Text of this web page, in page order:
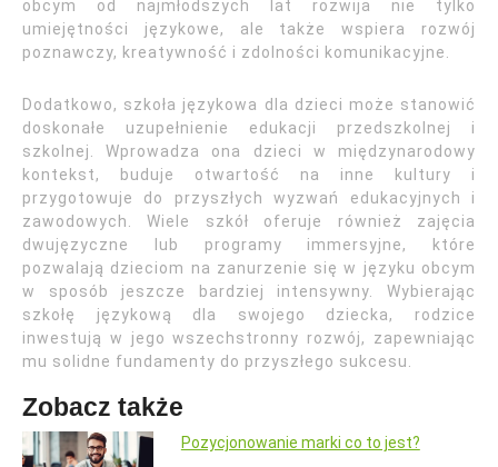
obcym od najmłodszych lat rozwija nie tylko
umiejętności językowe, ale także wspiera rozwój
poznawczy, kreatywność i zdolności komunikacyjne.
Dodatkowo, szkoła językowa dla dzieci może stanowić
doskonałe uzupełnienie edukacji przedszkolnej i
szkolnej. Wprowadza ona dzieci w międzynarodowy
kontekst, buduje otwartość na inne kultury i
przygotowuje do przyszłych wyzwań edukacyjnych i
zawodowych. Wiele szkół oferuje również zajęcia
dwujęzyczne lub programy immersyjne, które
pozwalają dzieciom na zanurzenie się w języku obcym
w sposób jeszcze bardziej intensywny. Wybierając
szkołę językową dla swojego dziecka, rodzice
inwestują w jego wszechstronny rozwój, zapewniając
mu solidne fundamenty do przyszłego sukcesu.
Zobacz także
Pozycjonowanie marki co to jest?